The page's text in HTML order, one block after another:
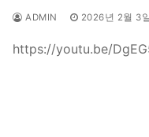
ADMIN 2026년 2월 3일
https://youtu.be/